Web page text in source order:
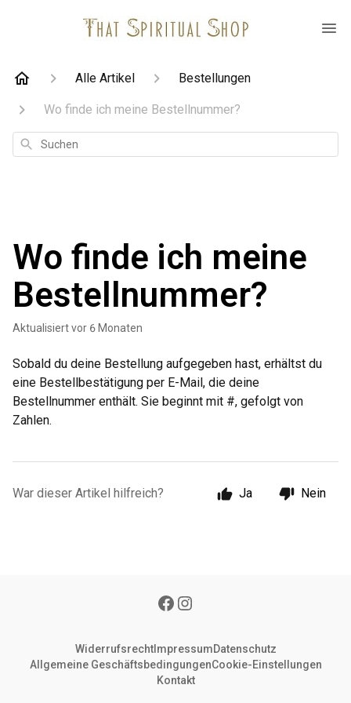
Alle Artikel Bestellungen
Wo finde ich meine Bestellnummer?
Suchen
Wo finde ich meine
Bestellnummer?
Aktualisiertvor 6 Monaten
Sobald du deine Bestellung aufgegeben hast, erhältst du
eine Bestellbestätigung per E-Mail, die deine
Bestellnummer enthält. Sie beginnt mit #, gefolgt von
Zahlen.
War dieser Artikel hilfreich? Ja Nein
WiderrufsrechtImpressumDatenschutz
Allgemeine GeschäftsbedingungenCookie-Einstellungen
Kontakt